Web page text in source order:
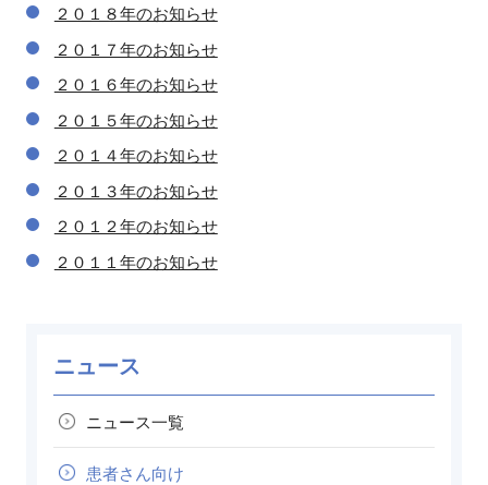
２０１８年のお知らせ
２０１７年のお知らせ
２０１６年のお知らせ
２０１５年のお知らせ
２０１４年のお知らせ
２０１３年のお知らせ
２０１２年のお知らせ
２０１１年のお知らせ
ニュース
ニュース一覧
患者さん向け